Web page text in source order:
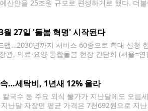
산안을 25조원 규모로 편성하기로 했다. 더
27일 '돌봄 혁명' 시작된다
…2030년까지 서비스 60종으로 확대 신청
, 의료·요양 통합돌봄 현장 간담회 (서울=
…세탁비, 1년새 12% 올라
국수 등 주요 외식 물가가 지난달에도 오름
난달 자장면 평균 가격은 7천692원으로 지